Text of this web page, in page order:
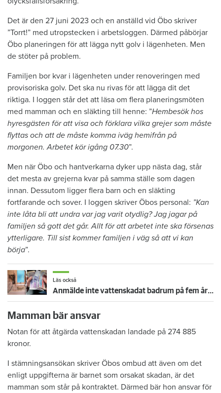
Det är den 27 juni 2023 och en anställd vid Öbo skriver
”Torrt!” med utropstecken i arbetsloggen. Därmed påbörjar
Öbo planeringen för att lägga nytt golv i lägenheten. Men
de stöter på problem.
Familjen bor kvar i lägenheten under renoveringen med
provisoriska golv. Det ska nu rivas för att lägga dit det
riktiga. I loggen står det att läsa om flera planeringsmöten
med mamman och en släkting till henne: ”Hembesök hos
hyresgästen för att visa och förklara vilka grejer som måste
flyttas och att de måste komma iväg hemifrån på
morgonen. Arbetet kör igång 07.30”.
Men när Öbo och hantverkarna dyker upp nästa dag, står
det mesta av grejerna kvar på samma ställe som dagen
innan. Dessutom ligger flera barn och en släkting
fortfarande och sover. I loggen skriver Öbos personal: ”Kan
inte låta bli att undra var jag varit otydlig? Jag jagar på
familjen så gott det går. Allt för att arbetet inte ska försenas
ytterligare. Till sist kommer familjen i väg så att vi kan
börja”.
Läs också
Anmälde inte vattenskadat badrum på fem år – krävs på 125 000 kronor
Mamman bär ansvar
Notan för att åtgärda vattenskadan landade på 274 885
kronor.
I stämningsansökan skriver Öbos ombud att även om det
enligt uppgifterna är barnet som orsakat skadan, är det
mamman som står på kontraktet. Därmed bär hon ansvar för